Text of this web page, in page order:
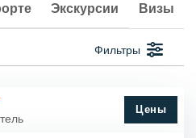
Экскурсии Визы
Фильтры
Цены